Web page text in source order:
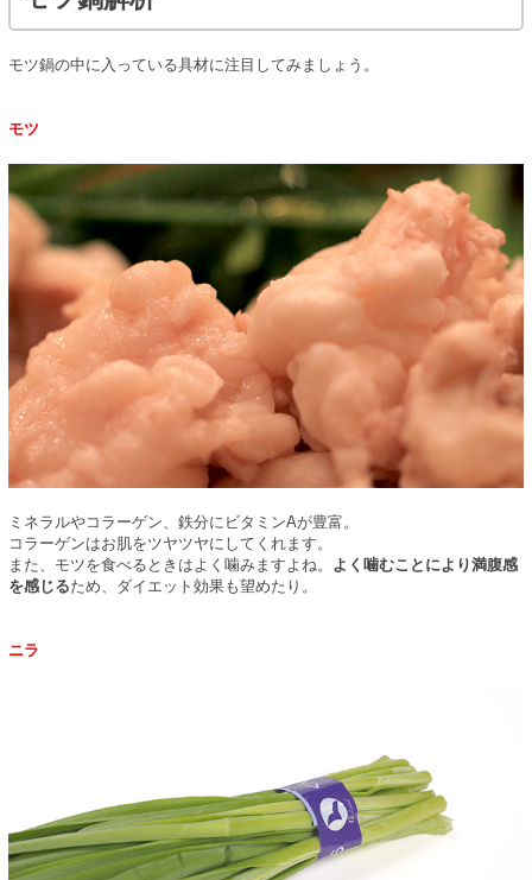
モツ鍋の中に入っている具材に注目してみましょう。
モツ
ミネラルやコラーゲン、鉄分にビタミンAが豊富。
コラーゲンはお肌をツヤツヤにしてくれます。
また、モツを食べるときはよく噛みますよね。
よく噛むことにより満腹感
を感じるため、ダイエット効果も望めたり。
ニラ